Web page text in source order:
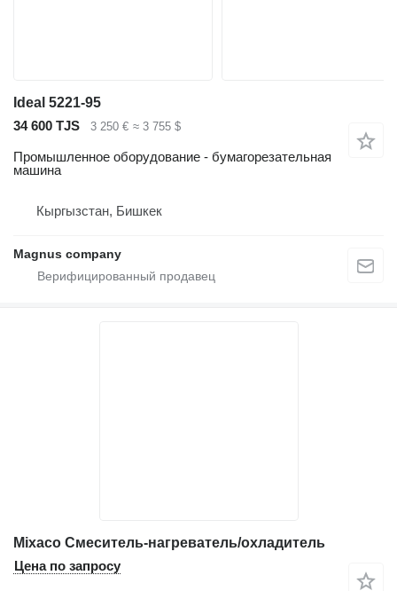
Ideal 5221-95
34 600 TJS
3 250 € ≈ 3 755 $
Промышленное оборудование - бумагорезательная
машина
Кыргызстан, Бишкек
Magnus company
Mixaco Смеситель-нагреватель/охладитель
Цена по запросу